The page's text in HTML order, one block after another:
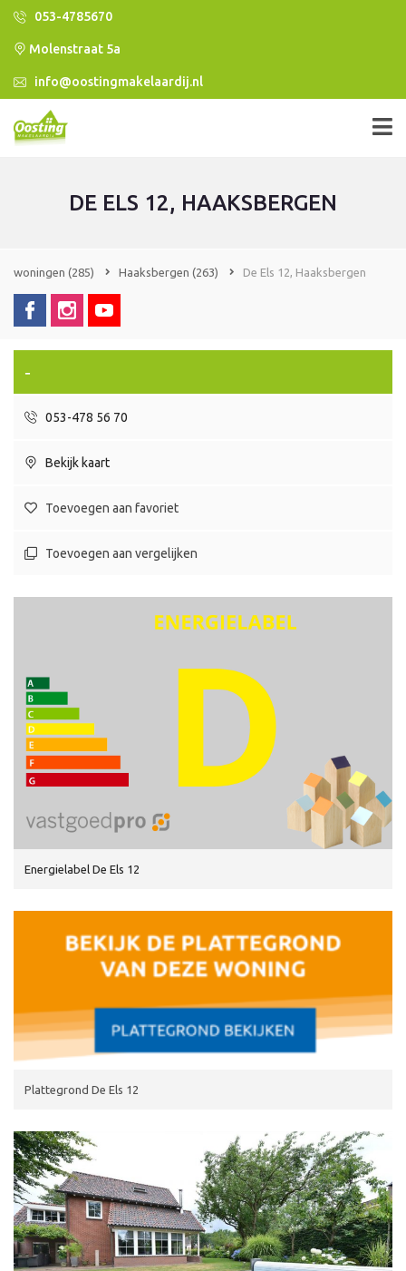
053-4785670
Molenstraat 5a
info@oostingmakelaardij.nl
DE ELS 12, HAAKSBERGEN
woningen (285) Haaksbergen (263) De Els 12, Haaksbergen
-
053-478 56 70
Bekijk kaart
Toevoegen aan favoriet
Toevoegen aan vergelijken
Energielabel De Els 12
Plattegrond De Els 12